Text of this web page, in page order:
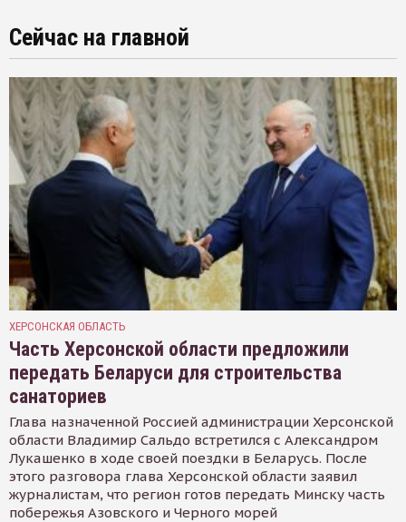
Сейчас на главной
ХЕРСОНСКАЯ ОБЛАСТЬ
Часть Херсонской области предложили
передать Беларуси для строительства
санаториев
Глава назначенной Россией администрации Херсонской
области Владимир Сальдо встретился с Александром
Лукашенко в ходе своей поездки в Беларусь. После
этого разговора глава Херсонской области заявил
журналистам, что регион готов передать Минску часть
побережья Азовского и Черного морей